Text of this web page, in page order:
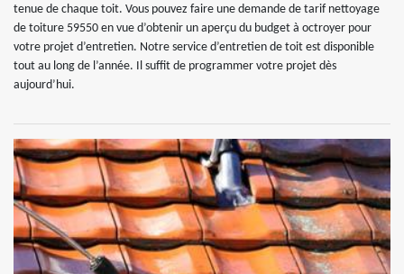
tenue de chaque toit. Vous pouvez faire une demande de tarif nettoyage
de toiture 59550 en vue d’obtenir un aperçu du budget à octroyer pour
votre projet d’entretien. Notre service d’entretien de toit est disponible
tout au long de l’année. Il suffit de programmer votre projet dès
aujourd’hui.